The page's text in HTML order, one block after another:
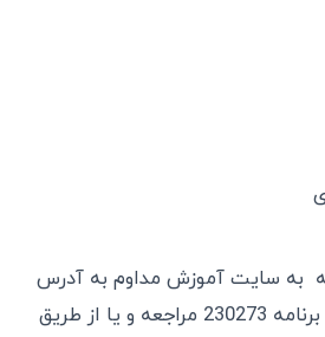
به سایت آموزش مداوم به آدرس
www.ircme.ir ، شناسه برنامه 230273 مراجعه و یا از طریق